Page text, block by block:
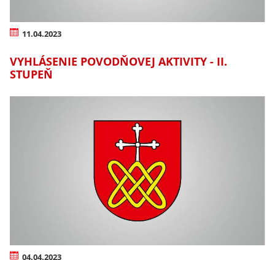
11.04.2023
VYHLÁSENIE POVODŇOVEJ AKTIVITY - II.
STUPEŇ
04.04.2023